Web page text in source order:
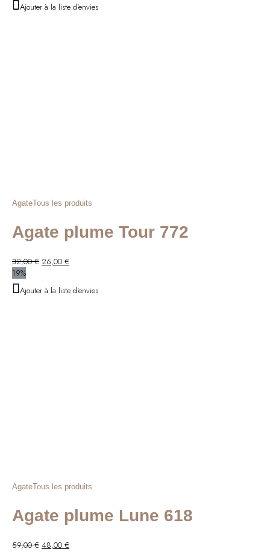
était :
est :
Ajouter à la liste d'envies
AgateTous les produits
Agate plume Tour 772
32,00€ Le
était :
26,00 €
est :
19%
Ajouter à la liste d'envies
AgateTous les produits
Agate plume Lune 618
59,00€ Le
48,00 €